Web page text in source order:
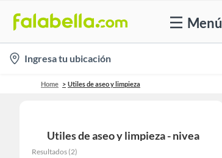
Menú
location-
icon
Ingresa tu ubicación
Home Utiles de aseo y limpieza
Utiles de aseo y limpieza - nivea
Resultados (2)